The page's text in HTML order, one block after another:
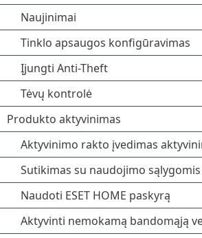
Naujinimai
Tinklo apsaugos konfigūravimas
Įjungti Anti-Theft
Tėvų kontrolė
Produkto aktyvinimas
Aktyvinimo rakto įvedimas
Sutikimas su naudojimo sąlygomis
Naudoti ESET HOME paskyrą
Aktyvinti nemokamą bandomąją